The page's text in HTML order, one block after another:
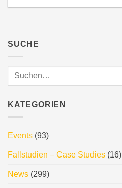
SUCHE
KATEGORIEN
Events (93)
Fallstudien – Case Studies (16)
News (299)